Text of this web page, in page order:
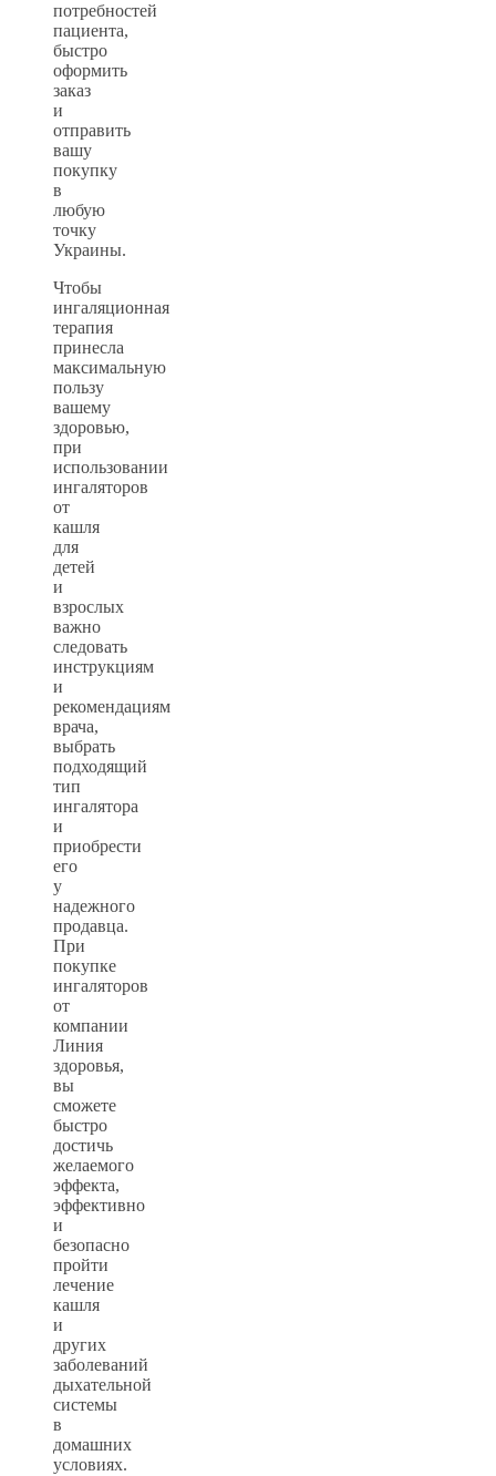
потребностей
пациента,
быстро
оформить
заказ
и
отправить
вашу
покупку
в
любую
точку
Украины.
Чтобы
ингаляционная
терапия
принесла
максимальную
пользу
вашему
здоровью,
при
использовании
ингаляторов
от
кашля
для
детей
и
взрослых
важно
следовать
инструкциям
и
рекомендациям
врача,
выбрать
подходящий
тип
ингалятора
и
приобрести
его
у
надежного
продавца.
При
покупке
ингаляторов
от
компании
Линия
здоровья,
вы
сможете
быстро
достичь
желаемого
эффекта,
эффективно
и
безопасно
пройти
лечение
кашля
и
других
заболеваний
дыхательной
системы
в
домашних
условиях.